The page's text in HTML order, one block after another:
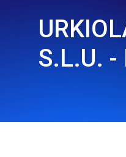
S.L.U. -